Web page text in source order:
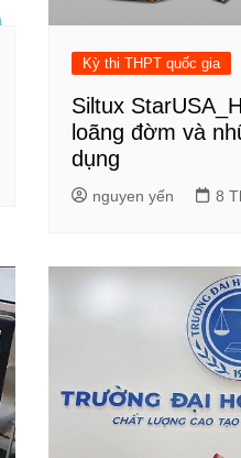
Kỳ thi THPT quốc gia
Siltux
loãng đờm và
dụng
nguyen yến 8